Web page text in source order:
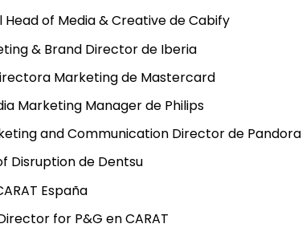
Head of Media & Crea­ti­ve de Cabify
& Brand Direc­tor de Ibe­ria
Mar­ke­ting de Mas­ter­card
Mar­ke­ting Mana­ger de Phi­lips
and Com­mu­ni­ca­tion Direc­tor de Pan­do­ra
Dis­rup­tion de Den­tsu
Espa­ña
for P&G en CARAT